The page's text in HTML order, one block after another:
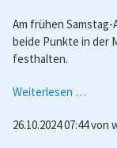
Am frühen Samstag-
beide Punkte in der
festhalten.
Weiterlesen …
2
26.10.2024 07:44von